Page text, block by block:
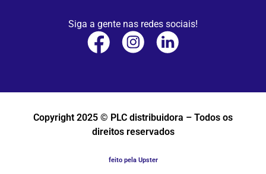
Siga a gente nas redes sociais!
Copyright 2025 © PLC distribuidora – Todos os
direitos reservados
feito pela Upster